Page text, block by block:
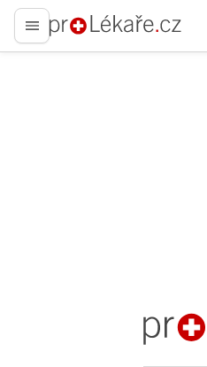
proLékaře.cz
proLékaře.cz